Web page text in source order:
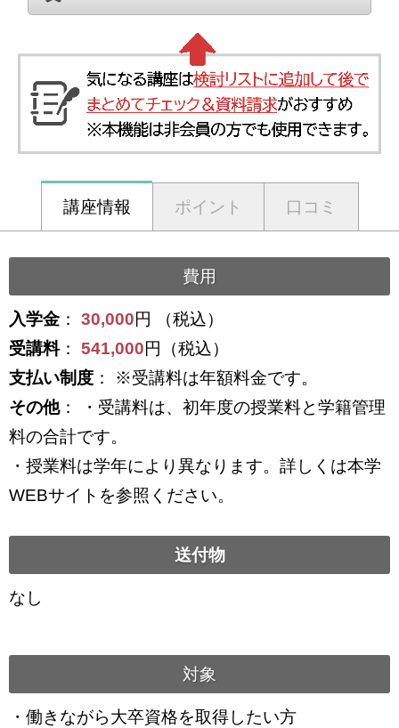
講座情報 ポイント 口コミ
費用
入学金 ： 30,000円 （税込）
受講料： 541,000円（税込）
支払い制度 ： ※受講料は年額料金です。
その他： ・受講料は、初年度の授業料と学籍管理
料の合計です。
・授業料は学年により異なります。詳しくは本学
WEBサイトを参照ください。
送付物
なし
対象
・働きながら大卒資格を取得したい方